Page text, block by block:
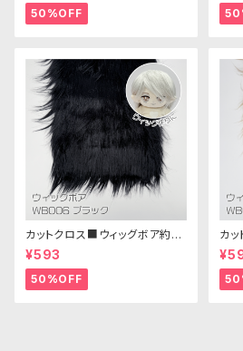
50%OFF
カットクロス■ウィッグボア約8c
m(ブラック)WB006ボア生地 2
5cm × 45cm
¥593
50%OFF
カ
m(
ア